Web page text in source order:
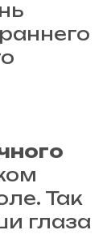
Так
глаза